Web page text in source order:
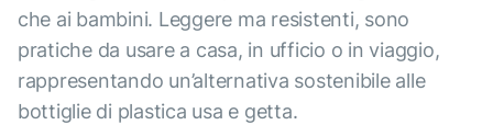
che ai bambini. Leggere ma resistenti, sono
pratiche da usare a casa, in ufficio o in viaggio,
rappresentando un’alternativa sostenibile alle
bottiglie di plastica usa e getta.